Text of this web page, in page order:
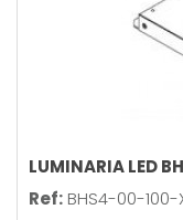
LUMINARIA LED
Ref: BHS4-00-